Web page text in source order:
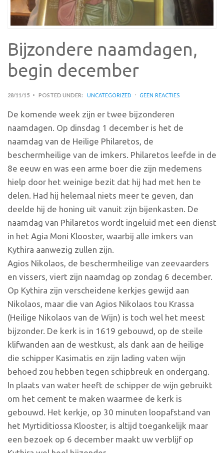
Bijzondere naamdagen,
begin december
28/11/15 POSTED UNDER: UNCATEGORIZED GEEN REACTIES
De komende week zijn er twee bijzonderen
naamdagen. Op dinsdag 1 december is het de
naamdag van de Heilige Philaretos, de
beschermheilige van de imkers. Philaretos leefde in de
8e eeuw en was een arme boer die zijn medemens
hielp door het weinige bezit dat hij had met hen te
delen. Had hij helemaal niets meer te geven, dan
deelde hij de honing uit vanuit zijn bijenkasten. De
naamdag van Philaretos wordt ingeluid met een dienst
in het Agia Moni Klooster, waarbij alle imkers van
Kythira aanwezig zullen zijn.
Agios Nikolaos, de beschermheilige van zeevaarders
en vissers, viert zijn naamdag op zondag 6 december.
Op Kythira zijn verscheidene kerkjes gewijd aan
Nikolaos, maar die van Agios Nikolaos tou Krassa
(Heilige Nikolaos van de Wijn) is toch wel het meest
bijzonder. De kerk is in 1619 gebouwd, op de steile
klifwanden aan de westkust, als dank aan de heilige
die schipper Kasimatis en zijn lading vaten wijn
behoed zou hebben tegen schipbreuk en ondergang.
In plaats van water heeft de schipper de wijn gebruikt
om het cement te maken waarmee de kerk is
gebouwd. Het kerkje, op 30 minuten loopafstand van
het Myrtiditiossa Klooster, is altijd toegankelijk maar
een bezoek op 6 december maakt uw verblijf op